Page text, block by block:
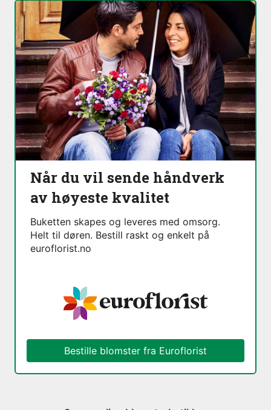
Når du vil sende håndverk
av høyeste kvalitet
Buketten skapes og leveres med omsorg.
Helt til døren. Bestill raskt og enkelt på
euroflorist.no
Bestille blomster fra Euroflorist